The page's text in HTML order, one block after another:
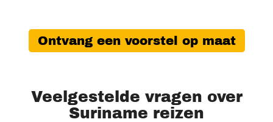
Ontvang een voorstel op maat
Veelgestelde vragen over
Suriname reizen